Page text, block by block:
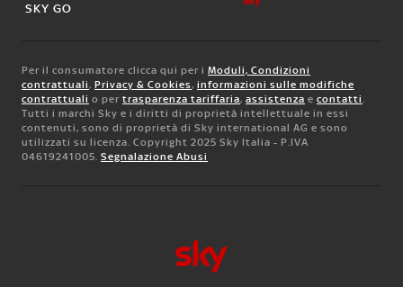
SKY GO
Per il consumatore clicca qui per i Moduli, Condizioni
contrattuali, Privacy & Cookies, informazioni sulle modifiche
contrattuali o per trasparenza tariffaria, assistenza e contatti.
Tutti i marchi Sky e i diritti di proprietà intellettuale in essi
contenuti, sono di proprietà di Sky international AG e sono
utilizzati su licenza. Copyright 2025 Sky Italia - P.IVA
04619241005. Segnalazione Abusi